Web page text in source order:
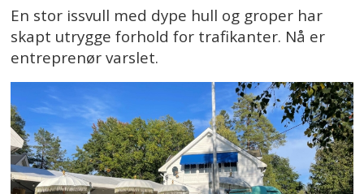
En stor issvull med dype hull og groper har
skapt utrygge forhold for trafikanter. Nå er
entreprenør varslet.